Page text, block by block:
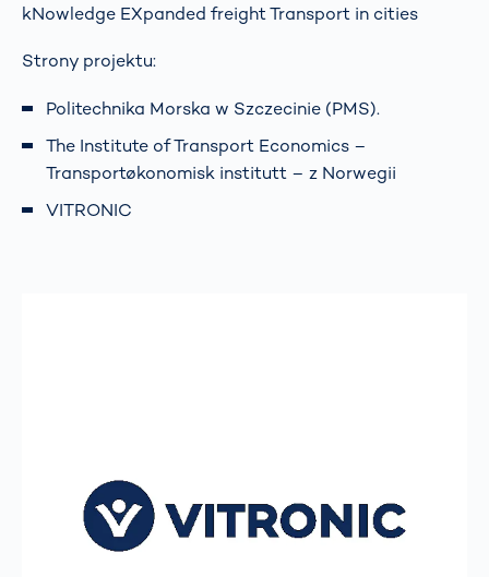
kNowledge EXpanded freight Transport in cities
Strony projektu:
Politechnika Morska w Szczecinie (PMS).
The Institute of Transport Economics –
Transportøkonomisk institutt – z Norwegii
VITRONIC